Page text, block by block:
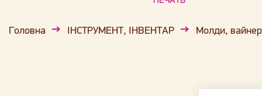
Головна ІНСТРУМЕНТ, ІНВЕНТАР Молди,